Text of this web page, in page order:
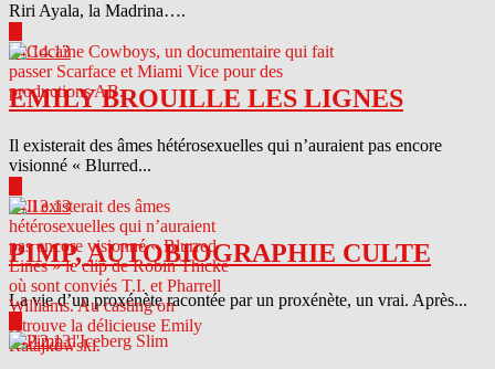
Riri Ayala, la Madrina….
04.14.13
EMILY BROUILLE LES LIGNES
Il existerait des âmes hétérosexuelles qui n’auraient pas encore
visionné « Blurred...
04.13.13
PIMP, AUTOBIOGRAPHIE CULTE
La vie d’un proxénète racontée par un proxénète, un vrai. Après...
04.12.13